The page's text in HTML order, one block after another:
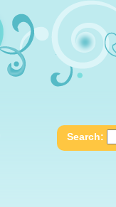
Search: